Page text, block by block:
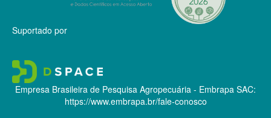
Suportado por
Empresa Brasileira de Pesquisa Agropecuária - Embrapa SAC:
https://www.embrapa.br/fale-conosco